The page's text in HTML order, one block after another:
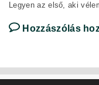
Legyen az első, aki
Hozzászólás